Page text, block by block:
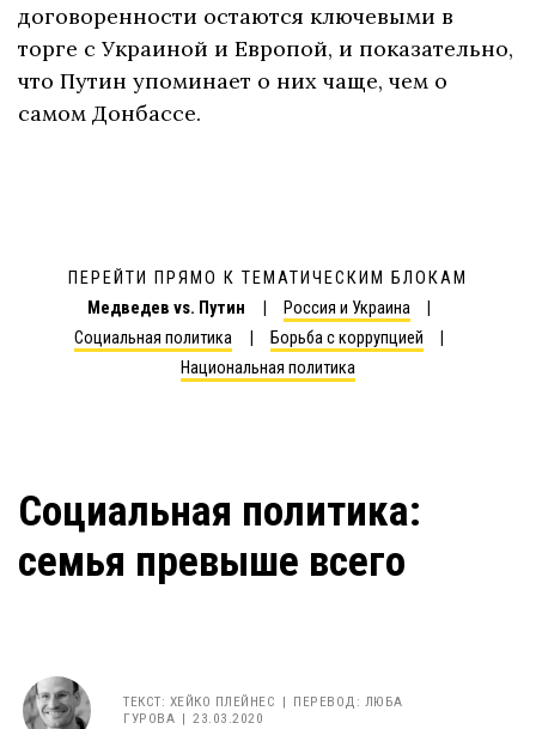
договоренности остаются ключевыми в
торге с Украиной и Европой, и показательно,
что Путин упоминает о них чаще, чем о
самом Донбассе.
ПЕРЕЙТИ ПРЯМО К ТЕМАТИЧЕСКИМ БЛОКАМ
Медведев vs. Путин
Россия и Украина
Социальная политика
Борьба с коррупцией
Национальная политика
Социальная политика:
семья превыше всего
ТЕКСТ: ХЕЙКО ПЛЕЙНЕС ПЕРЕВОД: ЛЮБА
ГУРОВА
23.03.2020